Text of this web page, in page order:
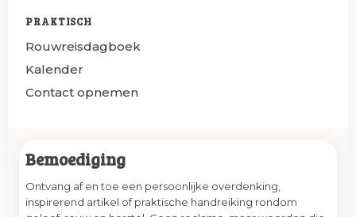
PRAKTISCH
Rouwreisdagboek
Kalender
Contact opnemen
Bemoediging
Ontvang af en toe een persoonlijke overdenking,
inspirerend artikel of praktische handreiking rondom